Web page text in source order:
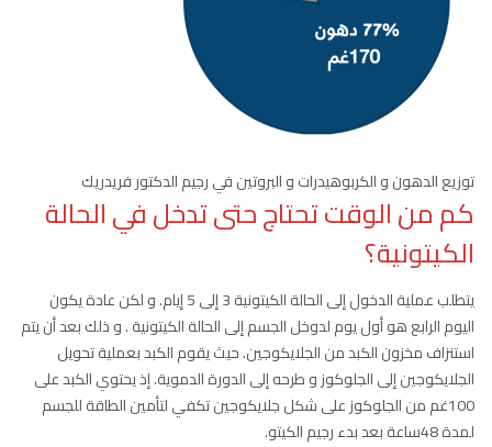
توزيع الدهون و الكربوهيدرات و البروتين في رجيم الدكتور فريدريك
كم من الوقت تحتاج حتى تدخل في الحالة
الكيتونية؟
يتطلب عملية الدخول إلى الحالة الكيتونية 3 إلى 5 إيام. و لكن عادة يكون
اليوم الرابع هو أول يوم لدوخل الجسم إلى الحالة الكيتونية . و ذلك بعد أن يتم
استنزاف مخزون الكبد من الجلايكوجين. حيث يقوم الكبد بعملية تحويل
الجلايكوجين إلى الجلوكوز و طرحه إلى الدورة الدموية. إذ يحتوي الكبد على
100غم من الجلوكوز على شكل جلايكوجين تكفي لتأمين الطاقة للجسم
لمدة 48ساعة بعد بدء رجيم الكيتو.